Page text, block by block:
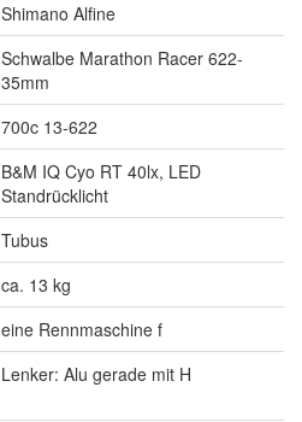
Shimano Alfine
Schwalbe Marathon Racer 622-
35mm
700c 13-622
B&M IQ Cyo RT 40lx, LED
Standrücklicht
Tubus
ca. 13 kg
eine Rennmaschine f
Lenker: Alu gerade mit H